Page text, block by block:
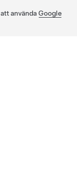
använda Google